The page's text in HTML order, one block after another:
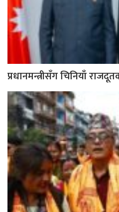
प्रधानमन्त्रीसँग चिनियाँ